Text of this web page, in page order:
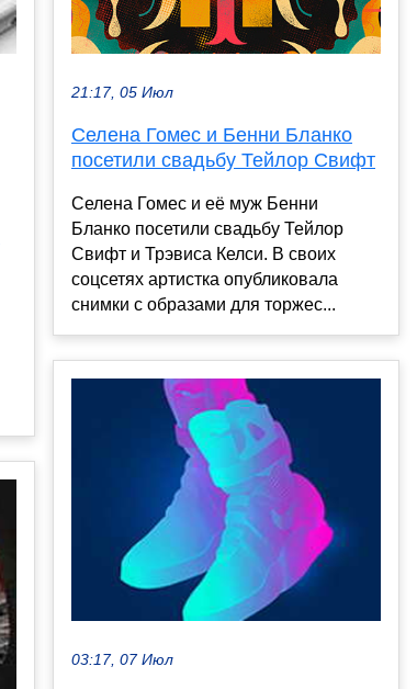
21:17, 05 Июл
Селена Гомес и Бенни Бланко
посетили свадьбу Тейлор Свифт
Селена Гомес и её муж Бенни
Бланко посетили свадьбу Тейлор
Свифт и Трэвиса Келси. В своих
соцсетях артистка опубликовала
снимки с образами для торжес...
03:17, 07 Июл